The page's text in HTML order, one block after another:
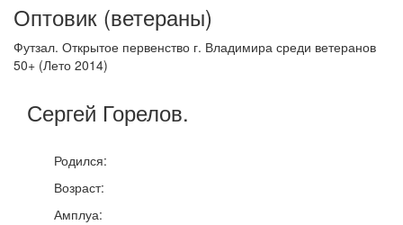
Оптовик (ветераны)
Футзал. Открытое первенство г. Владимира среди ветеранов
50+ (Лето 2014)
Сергей Горелов.
Родился:
Возраст:
Амплуа: